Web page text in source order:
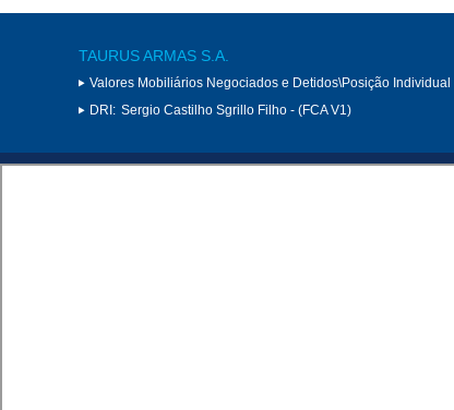
TAURUS ARMAS S.A.
Valores Mobiliários Negociados e Detidos\Posição
DRI: Sergio Castilho Sgrillo Filho - (FCA V1)